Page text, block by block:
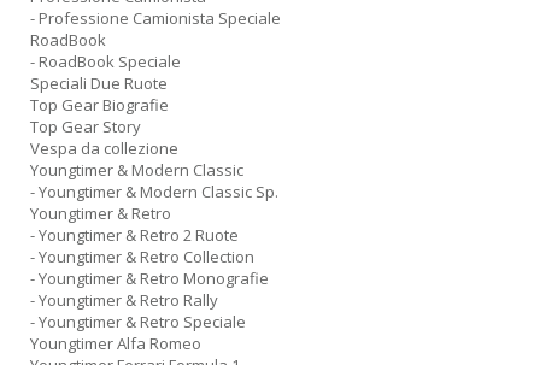
- Professione Camionista Speciale
RoadBook
- RoadBook Speciale
Speciali Due Ruote
Top Gear Biografie
Top Gear Story
Vespa da collezione
Youngtimer & Modern Classic
- Youngtimer & Modern Classic Sp.
Youngtimer & Retro
- Youngtimer & Retro 2 Ruote
- Youngtimer & Retro Collection
- Youngtimer & Retro Monografie
- Youngtimer & Retro Rally
- Youngtimer & Retro Speciale
Youngtimer Alfa Romeo